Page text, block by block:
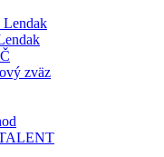
Lendak
zväz